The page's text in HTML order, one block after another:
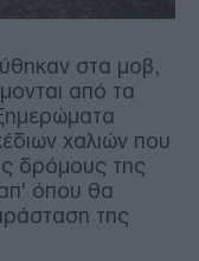
στα μοβ,
από τα
χαλιών που
δρόμους της
όπου θα
της